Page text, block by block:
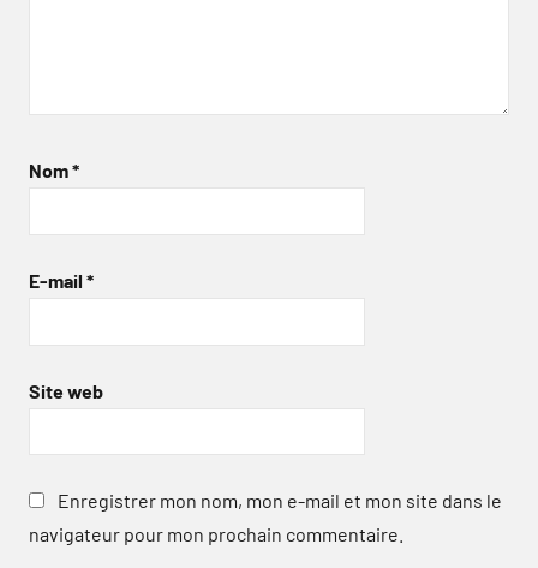
Nom*
E-mail *
Site web
Enregistrer mon nom, mon e-mail et mon site dans le
navigateur pour mon prochain commentaire.